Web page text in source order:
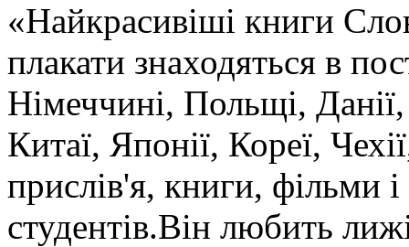
«Найкрасивіші книги
плакати знаходяться в
Німеччині, Польщі,
Китаї, Японії, Кореї,
прислів'я, книги, фільми
студентів.Він любить